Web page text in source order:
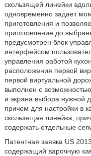
скользящей линейки
одновременно задает
приготовления и
приготовление до
предусмотрен блок
интерфейсом
управления работой
расположения первой
первой виртуальной
выполнен с
и экрана выбора нужной
причем для настройки в
скользящая линейка,
содержать отдельные
Патентная заявка US
содержащий варочную